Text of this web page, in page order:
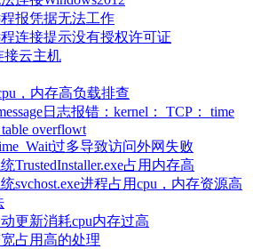
报凭据无法工作
连接提示没有授权许可证
接云主机
，内存高负载排查
日志报错：kernel： TCP： time
overflowt
过多导致访问外网失败
TrustedInstaller.exe占用内存高
svchost.exe进程占用cpu，内存资源高
更新消耗cpu内存过高
占用高的处理